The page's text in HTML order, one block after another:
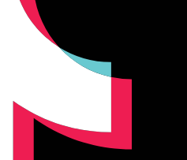
în Chișinău. Descoperă
funcționalitate și design
punem la dispoziție soluții
de la producător, cu garanție